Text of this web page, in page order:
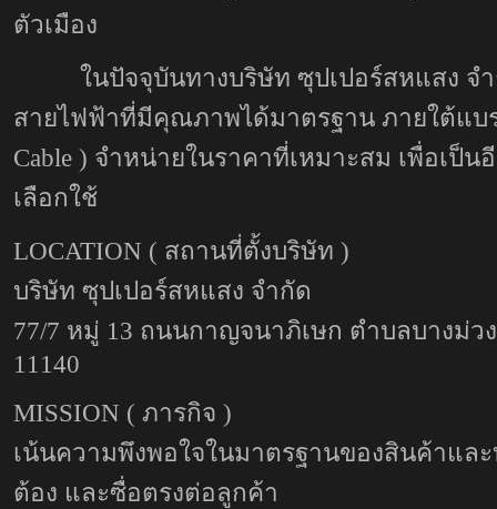
ตัวเมือง
ในปัจจุบันทางบริษัท ซุปเปอร์สหแสง จำ
สายไฟฟ้าที่มีคุณภาพได้มาตรฐาน ภายใต้แบร
Cable ) จำหน่ายในราคาที่เหมาะสม เพื่อเป็
เลือกใช้
LOCATION ( สถานที่ตั้งบริษัท )
บริษัท ซุปเปอร์สหแสง จำกัด
77/7 หมู่ 13 ถนนกาญจนาภิเษก ตำบลบางม่ว
11140
MISSION ( ภารกิจ )
เน้นความพึงพอใจในมาตรฐานของสินค้าแล
ต้อง และซื่อตรงต่อลูกค้า